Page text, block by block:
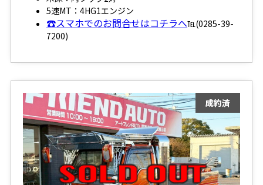
5速MT：4HG1エンジン
☎スマホでのお問合せはコチラへ℡(0285-39-
7200)